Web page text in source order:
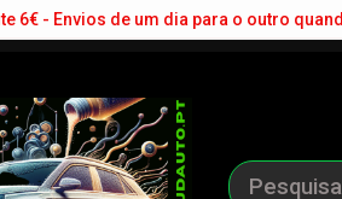
6€ - Envios de um dia para o outro